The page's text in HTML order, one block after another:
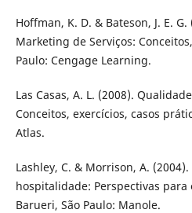
Hoffman, K. D. & Bateson, J. E.
Marketing de Serviços:
Paulo: Cengage Learning.
Las Casas, A. L. (2008).
Conceitos, exercícios, casos
Atlas.
Lashley, C. & Morrison, A.
hospitalidade: Perspectivas
Barueri, São Paulo: Manole.